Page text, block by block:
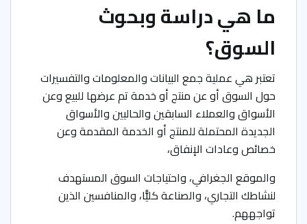
ما هي دراسة وبحوث
السوق؟
تعتبر هي عملية جمع البيانات والمعلومات والتفسيرات
حول السوق أو عن منتج أو خدمة تم عرضها للبيع وعن
الأسواق والعملاء السابقين والحاليين والأسواق
الجديدة المحتملة للمنتج أو الخدمة المقدمة وعن
خصائص وعادات الإنفاق،
والموقع الجغرافي، واحتياجات السوق المستهدف
لنشاطك التجاري، والصناعة كليًّا، والمنافسين الذين
تواجههم.